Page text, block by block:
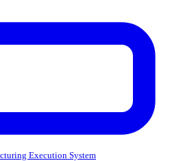
Execution System